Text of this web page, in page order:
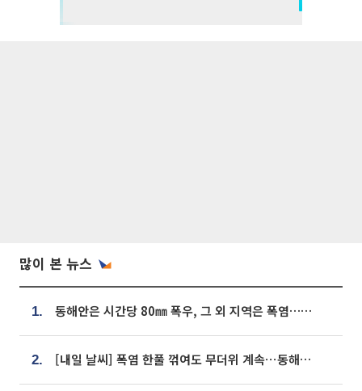
많이 본 뉴스
1. 동해안은 시간당 80㎜ 폭우, 그 외 지역은 폭염…‘극과 극 날씨’
2. [내일 날씨] 폭염 한풀 꺾여도 무더위 계속⋯동해안 이틀 연속 비